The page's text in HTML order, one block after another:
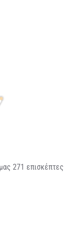
271 επισκέπτες